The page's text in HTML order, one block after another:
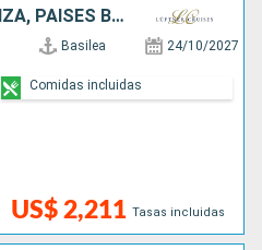
FRANCIA, ALEMANIA, SUIZA, PAISES BAJOS
Basilea 24/10/2027
US$ 2,211 Tasas incluidas
Comidas incluidas